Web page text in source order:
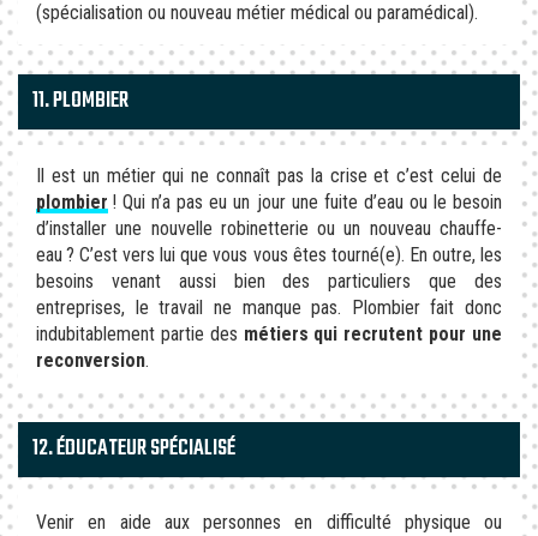
(spécialisation ou nouveau métier médical ou paramédical).
11. PLOMBIER
Il est un métier qui ne connaît pas la crise et c’est celui de
plombier ! Qui n’a pas eu un jour une fuite d’eau ou le besoin
d’installer une nouvelle robinetterie ou un nouveau chauffe-
eau ? C’est vers lui que vous vous êtes tourné(e). En outre, les
besoins venant aussi bien des particuliers que des
entreprises, le travail ne manque pas. Plombier fait donc
indubitablement partie des métiers qui recrutent pour une
reconversion.
12. ÉDUCATEUR SPÉCIALISÉ
Venir en aide aux personnes en difficulté physique ou